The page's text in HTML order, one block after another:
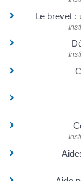
Le brevet :